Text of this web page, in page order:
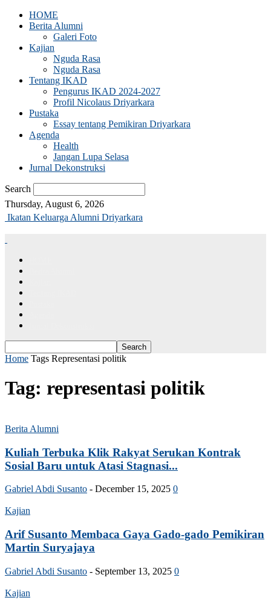
HOME
Berita Alumni
Galeri Foto
Kajian
Nguda Rasa
Nguda Rasa
Tentang IKAD
Pengurus IKAD 2024-2027
Profil Nicolaus Driyarkara
Pustaka
Essay tentang Pemikiran Driyarkara
Agenda
Health
Jangan Lupa Selasa
Jurnal Dekonstruksi
Search
Thursday, August 6, 2026
Ikatan Keluarga Alumni Driyarkara
Home Tags Representasi politik
Tag: representasi politik
Berita Alumni
Kuliah Terbuka Klik Rakyat Serukan Kontrak
Sosial Baru untuk Atasi Stagnasi...
Gabriel Abdi Susanto - December 15, 2025 0
Kajian
Arif Susanto Membaca Gaya Gado-gado Pemikiran
Martin Suryajaya
Gabriel Abdi Susanto - September 13, 2025 0
Kajian